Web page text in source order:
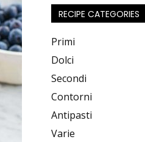
RECIPE CATEGORIES
Primi
Dolci
Secondi
Contorni
Antipasti
Varie